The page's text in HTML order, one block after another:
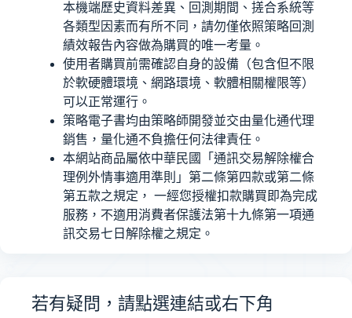
本機端歷史資料差異、回測期間、搓合系統等
各類型因素而有所不同，請勿僅依照策略回測
績效報告內容做為購買的唯一考量。
使用者購買前需確認自身的設備（包含但不限
於軟硬體環境、網路環境、軟體相關權限等）
可以正常運行。
策略電子書均由策略師開發並交由量化通代理
銷售，量化通不負擔任何法律責任。
本網站商品屬依中華民國「通訊交易解除權合
理例外情事適用準則」第二條第四款或第二條
第五款之規定， 一經您授權扣款購買即為完成
服務，不適用消費者保護法第十九條第一項通
訊交易七日解除權之規定。
若有疑問，請點選連結或右下角